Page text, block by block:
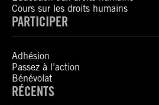
Cours sur les droits humains
PARTICIPER
Adhésion
Passez à l’action
Bénévolat
RÉCENTS